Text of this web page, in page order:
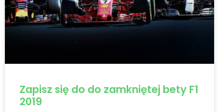
Zapisz się do do zamkniętej bety F1
2019